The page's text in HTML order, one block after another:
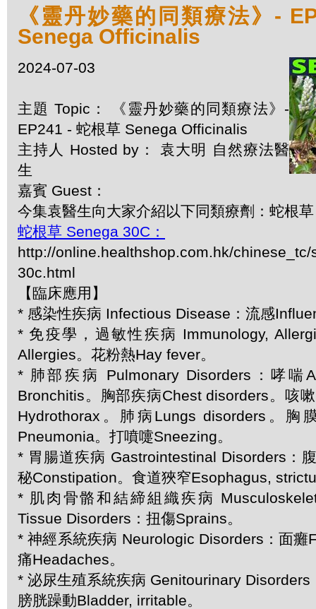
《靈丹妙藥的同類療法》-
Senega Officinalis
2024-07-03
主題 Topic： 《靈丹妙藥的同類療法》-
EP241 - 蛇根草 Senega Officinalis
主持人 Hosted by： 袁大明 自然療法醫
生
嘉賓 Guest：
今集袁醫生向大家介紹以下同類療劑：蛇根
蛇根草 Senega 30C：
http://online.healthshop.com.hk/
30c.html
【臨床應用】
* 感染性疾病 Infectious Disease：流感
* 免疫學，過敏性疾病 Immunology,
Allergies。花粉熱Hay fever。
* 肺部疾病 Pulmonary Disorders：哮喘
Bronchitis。胸部疾病Chest disorders。咳
Hydrothorax。肺病Lungs disorders。胸
Pneumonia。打噴嚏Sneezing。
* 胃腸道疾病 Gastrointestinal Disorders：
秘Constipation。食道狹窄Esophagus,
* 肌肉骨骼和結締組織疾病
Tissue Disorders：扭傷Sprains。
* 神經系統疾病 Neurologic Disorders：面癱
痛Headaches。
* 泌尿生殖系統疾病 Genitourinary
膀胱躁動Bladder, irritable。